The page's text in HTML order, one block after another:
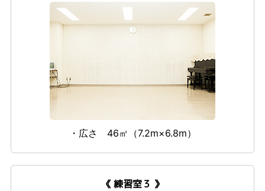
・広さ 46㎡（7.2m×6.8m）
《 練習室３ 》